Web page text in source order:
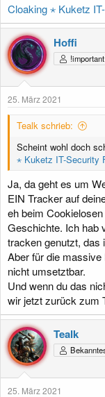
Cloaking ⋆ Kuketz
Hoffi
!important
25. März 2021
Tealk schrieb:
Scheint wohl doch
⋆ Kuketz IT-Security
Ja, da geht es um
EIN Tracker auf
eh beim
Geschichte. Ich hab
tracken genutzt, das
Aber für die
nicht umsetztbar.
Und wenn du das
wir jetzt zurück zum
Tealk
25. März 2021